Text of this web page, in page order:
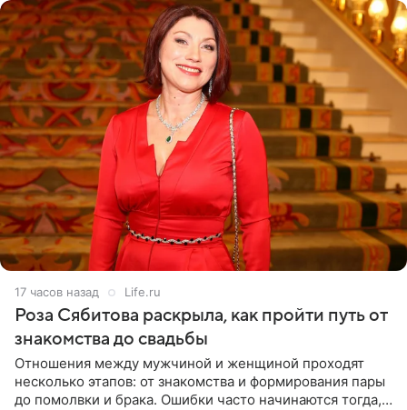
17 часов назад Life.ru
Роза Сябитова раскрыла, как пройти путь от
знакомства до свадьбы
Отношения между мужчиной и женщиной проходят
несколько этапов: от знакомства и формирования пары
до помолвки и брака. Ошибки часто начинаются тогда,